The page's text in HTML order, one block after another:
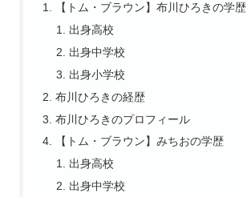
【トム・ブラウン】布川ひろきの学歴
出身高校
出身中学校
出身小学校
布川ひろきの経歴
布川ひろきのプロフィール
【トム・ブラウン】みちおの学歴
出身高校
出身中学校